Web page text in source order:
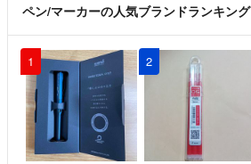
ペン/マーカーの人気ブランドランキング
1 2